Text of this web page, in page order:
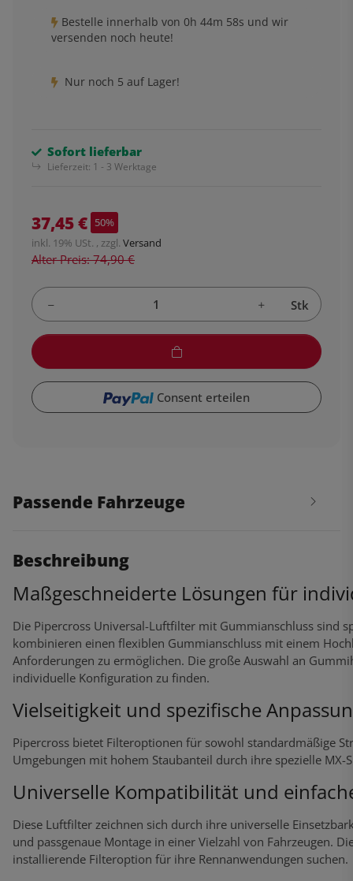
Bestelle innerhalb von 0h 44m 58s und wir
versenden noch heute!
Nur noch 5 auf Lager!
Sofort lieferbar
Lieferzeit: 1 - 3 Werktage
37,45 € 50%
inkl. 19% USt. , zzgl. Versand
Alter Preis: 74,90 €
Stk
Consent erteilen
Passende Fahrzeuge
Beschreibung
Maßgeschneiderte Lösungen für
Die Pipercross Universal-Luftfilter mit Gummianschluss sind
kombinieren einen flexiblen Gummianschluss mit einem
Anforderungen zu ermöglichen. Die große Auswahl an
individuelle Konfiguration zu finden.
Vielseitigkeit und spezifische
Pipercross bietet Filteroptionen für sowohl standardmäßige
Umgebungen mit hohem Staubanteil durch ihre spezielle MX-
Universelle Kompatibilität und
Diese Luftfilter zeichnen sich durch ihre universelle
und passgenaue Montage in einer Vielzahl von Fahrzeugen.
installierende Filteroption für ihre Rennanwendungen suchen.